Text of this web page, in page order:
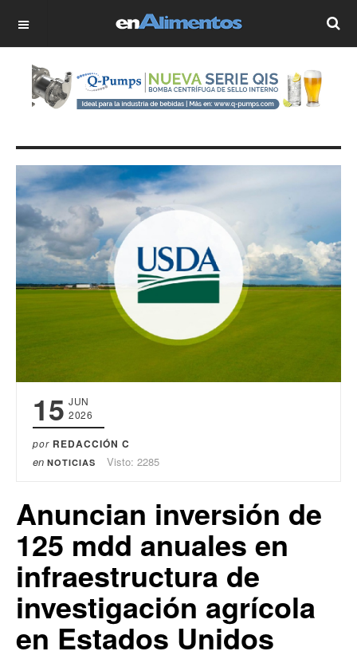
OFF CANVAS
15 JUN
2026
por REDACCIÓN C
en NOTICIAS Visto: 2285
Anuncian inversión de
125 mdd anuales en
infraestructura de
investigación agrícola
en Estados Unidos